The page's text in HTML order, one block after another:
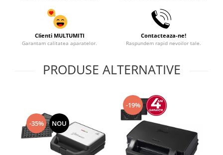
Clienti MULTUMITI
Garantam calitatea aparatelor.
Contacteaza-ne!
Raspundem rapid nevoilor tale.
PRODUSE ALTERNATIVE
-35% NOU
-19%